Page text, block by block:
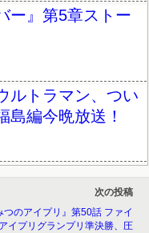
ー』第5章ストー
ルトラマン、つい
島編今晩放送！
次の投稿
つのアイプリ』第50話 ファイ
イプリグランプリ準決勝、圧